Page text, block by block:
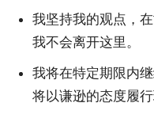
我坚持我的观点，
我不会离开这里。
我将在特定期限内
将以谦逊的态度履